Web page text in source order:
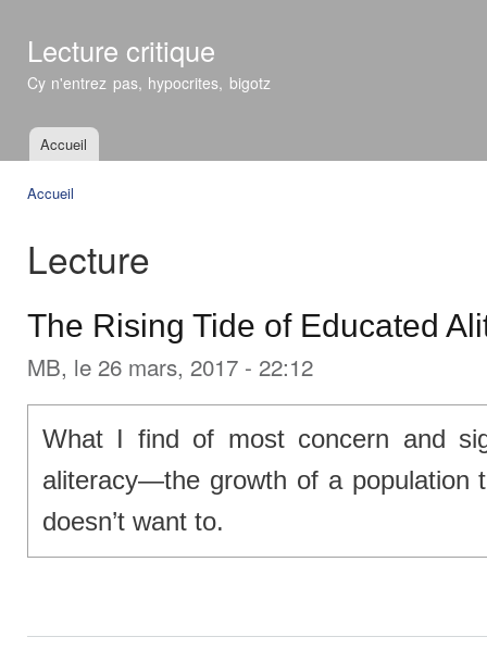
Lecture critique
Cy n'entrez pas, hypocrites, bigotz
Menu principal
Accueil
Accueil
Lecture
The Rising Tide of Educated
MB, le 26 mars, 2017 - 22:12
What I find of most concern and
aliteracy—the growth of a population
doesn’t want to.